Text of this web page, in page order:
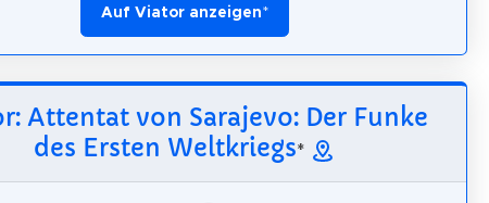
Auf Viator anzeigen*
Attentat von Sarajevo: Der Funke
des Ersten Weltkriegs*